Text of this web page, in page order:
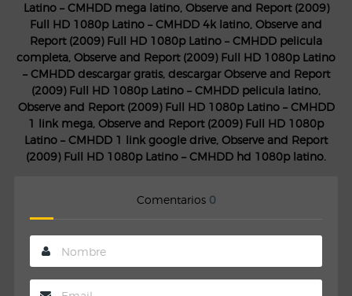
Latino – CMHDD mega latino, Observe and Report (2009)
Full HD 1080p Latino – CMHDD 4k latino, Observe and
Report (2009) Full HD 1080p Latino – CMHDD pelicula
completa, Observe and Report (2009) Full HD 1080p Latino
– CMHDD descargar gratis, descargar Observe and Report
(2009) Full HD 1080p Latino – CMHDD pelicula latino,
Observe and Report (2009) Full HD 1080p Latino – CMHDD
1 link mega, Observe and Report (2009) Full HD 1080p
Latino – CMHDD 1 link google drive, Observe and Report
(2009) Full HD 1080p Latino – CMHDD hd 1080p latino.
Comentarios 0